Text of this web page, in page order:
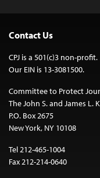
Contact Us
CPJ is a 501(c)3 non-profit.
Our EIN is 13-3081500.
Committee to Protect
The John S. and James
P.O. Box 2675
New York, NY 10108
Tel 212-465-1004
Fax 212-214-0640